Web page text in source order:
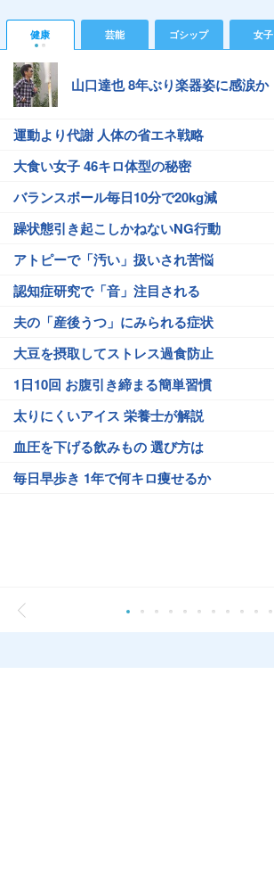
健康 芸能 ゴシップ 女子
山口達也 8年ぶり楽器姿に感涙か
運動より代謝 人体の省エネ戦略
大食い女子 46キロ体型の秘密
バランスボール毎日10分で20kg減
躁状態引き起こしかねないNG行動
アトピーで「汚い」扱いされ苦悩
認知症研究で「音」注目される
夫の「産後うつ」にみられる症状
大豆を摂取してストレス過食防止
1日10回 お腹引き締まる簡単習慣
太りにくいアイス 栄養士が解説
血圧を下げる飲みもの 選び方は
毎日早歩き 1年で何キロ痩せるか